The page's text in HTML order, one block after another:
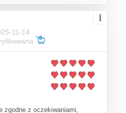
11-14
zgodne z oczekiwaniami,